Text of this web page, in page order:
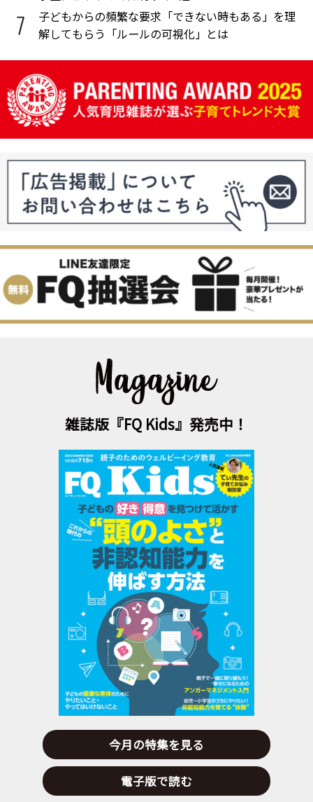
子どもからの頻繁な要求「できない時もある」を理
解してもらう「ルールの可視化」とは
雑誌版『FQ Kids』発売中！
今月の特集を見る
電子版で読む